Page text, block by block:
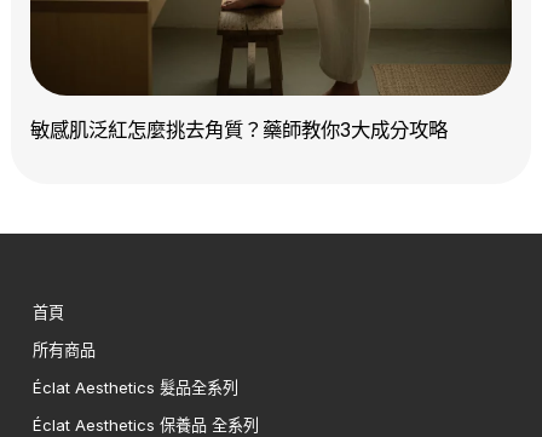
敏感肌泛紅怎麼挑去角質？藥師教你3大成分攻略
首頁
所有商品
Éclat Aesthetics 髮品全系列
Éclat Aesthetics 保養品 全系列